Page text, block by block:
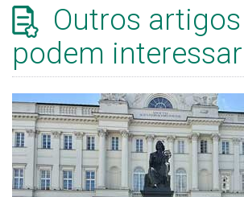
Outros
podem interessar